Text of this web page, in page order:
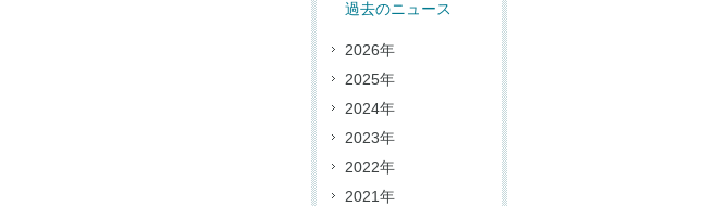
過去のニュース
2026年
2025年
2024年
2023年
2022年
2021年